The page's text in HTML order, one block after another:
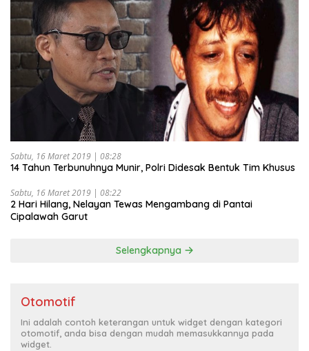
Sabtu, 16 Maret 2019 | 08:28
14 Tahun Terbunuhnya Munir, Polri Didesak Bentuk Tim Khusus
Sabtu, 16 Maret 2019 | 08:22
2 Hari Hilang, Nelayan Tewas Mengambang di Pantai
Cipalawah Garut
Selengkapnya
Otomotif
Ini adalah contoh keterangan untuk widget dengan kategori
otomotif, anda bisa dengan mudah memasukkannya pada
widget.